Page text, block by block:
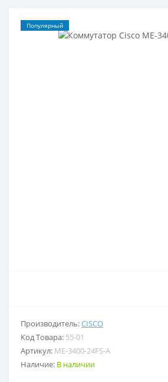
Популярный
Производитель:CISCO
Код Товара: 55-01
Артикул: ME-3400-24FS-A
Наличие: В наличии